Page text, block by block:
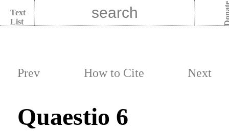
Text
List
Prev How to Cite Next
Quaestio 6